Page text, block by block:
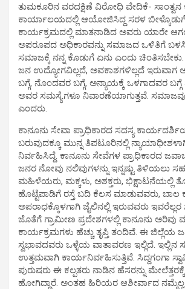
ತುಮಕೂರಿನ ವರದಕ್ಷಿಣೆ ವಿರೋಧಿ ವೇದಿಕೆ- ಸಾಂತ್ವನ
ಕಾರ್ಯಾಲಯದಲ್ಲಿ ಆಯೋಜಿಸಿದ್ದ ಸರಳ ಬೀಳ್ಕೊಡುಗೆ
ಕಾರ್ಯಕ್ರಮದಲ್ಲಿ ಮಾತನಾಡಿದ ಅವರು ಯಾರೇ
ಅಪರೂಪದ ಅಧಿಕಾರವನ್ನು ಸಮಾಜದ ಒಳಿತಿಗೆ
ಸಮಾಜಕ್ಕೆ ನನ್ನ ಕೊಡುಗೆ ಏನು ಎಂದು
ಜನ ಉದ್ಯೋಗವಿಲ್ಲದೆ, ಅವಕಾಶಗಳಿಲ್ಲದೆ ಇರುವಾಗ
ಬಗ್ಗೆ, ನೊಂದವರ ಬಗ್ಗೆ, ಅನ್ಯಾಯಕ್ಕೆ ಒಳಗಾದವರ ಬಗ್ಗೆ
ಅವರ ಸಮಸ್ಯೆಗಳೂ ನಿವಾರಣೆಯಾಗುತ್ತವೆ. ಸಮಾಜವೂ
ಎಂದರು.
ಕಾನೂನು ಸೇವಾ ಪ್ರಾಧಿಕಾರದ ಸದಸ್ಯ
ಬರುವುದಕ್ಕೂ ಮುನ್ನ ತಿಪಟೂರಿನಲ್ಲಿ
ನಿರ್ವಹಿಸಿದ್ದೆ. ಕಾನೂನು ಸೇವೆಗಳ ಪ್ರಾಧಿಕಾರದ
ಜನರ ನೋವು ನಲಿವುಗಳನ್ನು ಇನ್ನಷ್ಟು ತಿಳಿಯಲು
ಮಹಿಳೆಯರು, ಮಕ್ಕಳು, ಅಶಕ್ತರು, ಭಿಕ್ಷಾಟನೆಯಲ್ಲಿ
ಹೊಟ್ಟೆಪಾಡಿಗೆ ರಸ್ತೆ ಬದಿ ಕೆಲಸ ಮಾಡುವವರು, ಬಾಲ
ಅಪರಾಧಕ್ಕೊಳಗಾಗಿ ಜೈಲಿನಲ್ಲಿ ಇರುವವರು
ಜೊತೆಗೆ ಗ್ರಾಮೀಣ ಪ್ರದೇಶಗಳಲ್ಲಿ ಕಾನೂನು ಅರಿವು
ಕಾರ್ಯಕ್ರಮಗಳು ಹೆಚ್ಚು ತೃಪ್ತಿ ತಂದಿವೆ. ಈ ಜಿಲ್ಲೆಯ
ಸ್ವಭಾವದವರು ಒಳ್ಳೆಯ ವಾತಾವರಣ ಇಲ್ಲಿದೆ. ಇಲ್ಲಿನ
ಉತ್ತಮವಾಗಿ ಕಾರ್ಯನಿರ್ವಹಿಸುತ್ತಿವೆ. ಸಿದ್ದಗಂಗಾ
ಪುರುಷರು ಈ ಕಲ್ಪತರು ನಾಡಿನ ಹೆಸರನ್ನು
ಹೋಗಿದ್ದಾರೆ. ಅಂತಹ ಹಿರಿಯರ ಆಶೀರ್ವಾದ